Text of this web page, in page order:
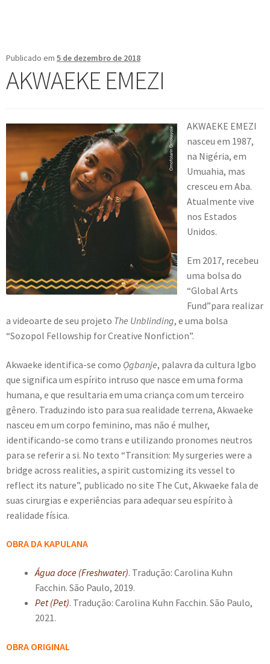
Publicado em 5 de dezembro de 2018
AKWAEKE EMEZI
AKWAEKE EMEZI
nasceu em 1987,
na Nigéria, em
Umuahia, mas
cresceu em Aba.
Atualmente vive
nos Estados
Unidos.
Em 2017, recebeu
uma bolsa do
“Global Arts
Fund”para realizar
a videoarte de seu projeto The Unblinding, e uma bolsa
“Sozopol Fellowship for Creative Nonfiction”.
Akwaeke identifica-se como Ọgbanje, palavra da cultura Igbo
que significa um espírito intruso que nasce em uma forma
humana, e que resultaria em uma criança com um terceiro
gênero. Traduzindo isto para sua realidade terrena, Akwaeke
nasceu em um corpo feminino, mas não é mulher,
identificando-se como trans e utilizando pronomes neutros
para se referir a si. No texto “Transition: My surgeries were a
bridge across realities, a spirit customizing its vessel to
reflect its nature”, publicado no site The Cut, Akwaeke fala de
suas cirurgias e experiências para adequar seu espírito à
realidade física.
OBRA DA KAPULANA
Água doce (Freshwater). Tradução: Carolina Kuhn
Facchin. São Paulo, 2019.
Pet (Pet). Tradução: Carolina Kuhn Facchin. São Paulo,
2021.
OBRA ORIGINAL